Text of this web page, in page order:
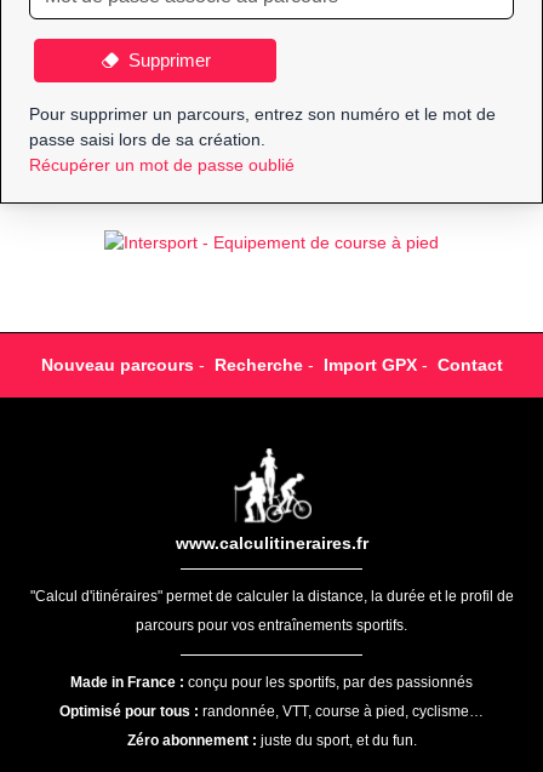
Supprimer
Pour supprimer un parcours, entrez son numéro et le mot de
passe saisi lors de sa création.
Récupérer un mot de passe oublié
Nouveau parcours- Recherche- Import GPX- Contact
www.calculitineraires.fr
"Calcul d'itinéraires" permet de calculer la distance, la durée et le profil de
parcours pour vos entraînements sportifs.
Made in France : conçu pour les sportifs, par des passionnés
Optimisé pour tous : randonnée, VTT, course à pied, cyclisme…
Zéro abonnement : juste du sport, et du fun.